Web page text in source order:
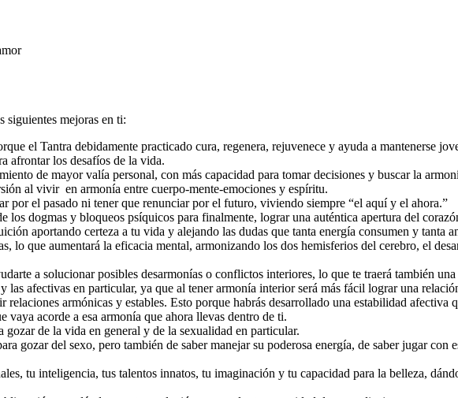
siguientes mejoras en ti:
el Tantra debidamente practicado cura, regenera, rejuvenece y ayuda a mantenerse
afrontar los desafíos de la vida.
de mayor valía personal, con más capacidad para tomar decisiones y buscar la
al vivir en armonía entre cuerpo-mente-emociones y espíritu.
por el pasado ni tener que renunciar por el futuro, viviendo siempre “el aquí y el ahora.”
los dogmas y bloqueos psíquicos para finalmente, lograr una auténtica apertura del
aportando certeza a tu vida y alejando las dudas que tanta energía consumen y tanta
lo que aumentará la eficacia mental, armonizando los dos hemisferios del cerebro, el
a solucionar posibles desarmonías o conflictos interiores, lo que te traerá también
las afectivas en particular, ya que al tener armonía interior será más fácil lograr una
relaciones armónicas y estables. Esto porque habrás desarrollado una estabilidad
acorde a esa armonía que ahora llevas dentro de ti.
de la vida en general y de la sexualidad en particular.
gozar del sexo, pero también de saber manejar su poderosa energía, de saber jugar
tu inteligencia, tus talentos innatos, tu imaginación y tu capacidad para la belleza,